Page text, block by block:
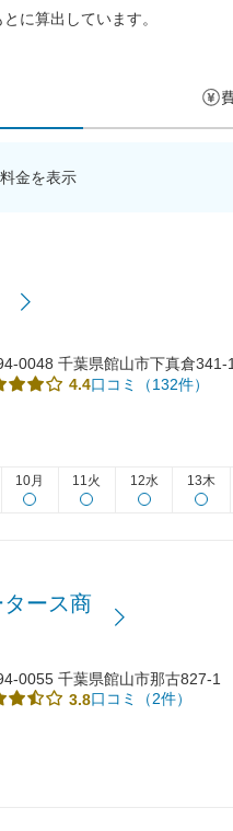
に算出しています。
金を表示
0048 千葉県館山市下真倉341-
4.4口コミ（132件）
10月 11火 12水 13木
ース商
0055 千葉県館山市那古827-1
3.8口コミ（2件）